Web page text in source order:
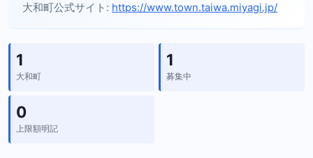
大和町公式サイト: https://www.town.taiwa.miyagi.jp/
1
大和町
1
募集中
0
上限額明記